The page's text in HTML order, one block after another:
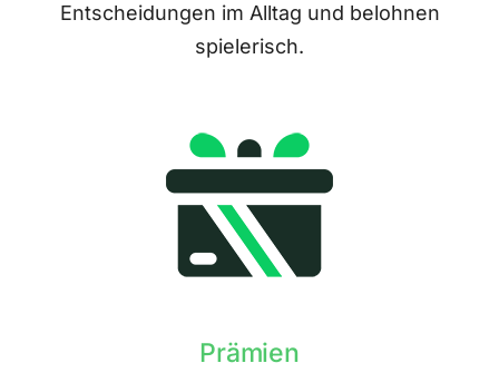
Entscheidungen im Alltag und belohnen
spielerisch.
Prämien